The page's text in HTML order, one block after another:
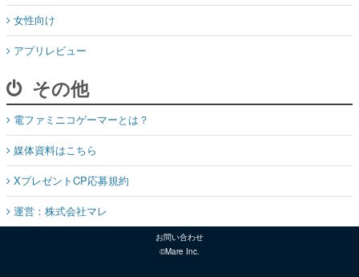
女性向け
アプリレビュー
その他
電ファミニコゲーマーとは？
媒体資料はこちら
XプレゼントCP応募規約
運営：株式会社マレ
お問い合わせ
©Mare Inc.